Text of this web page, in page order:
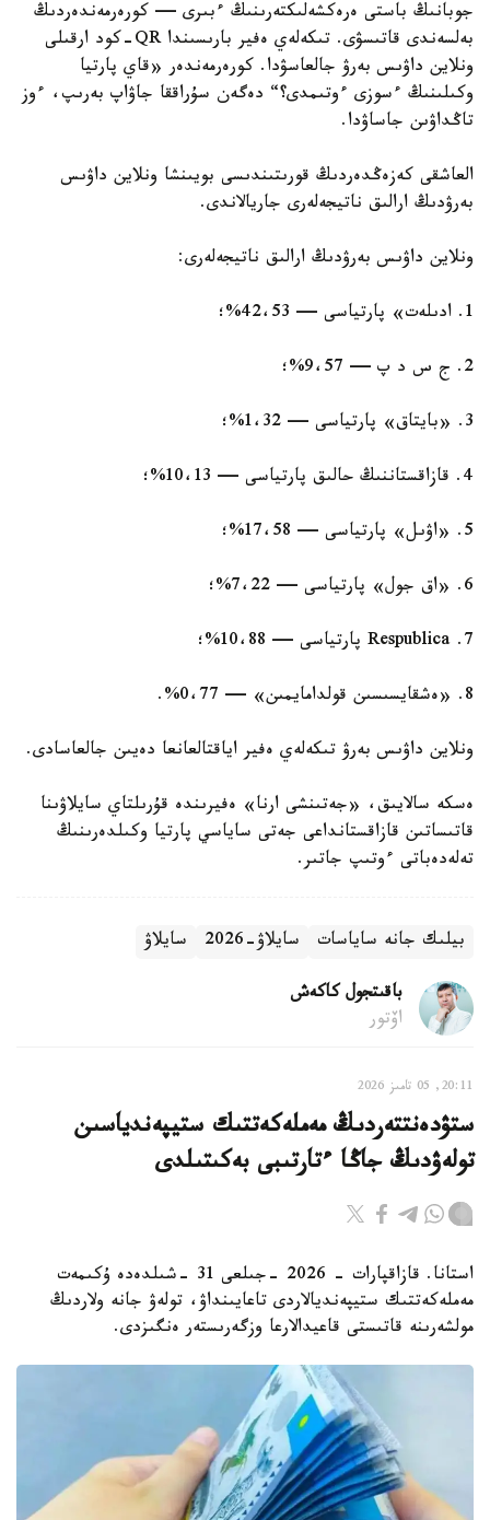
جوبانىڭ باستى ەرەكشەلىكتەرىنىڭ ءبىرى — كورەرمەندەردىڭ
بەلسەندى قاتىسۋى. تىكەلەي ەفير بارىسىندا QR-كود ارقىلى
ونلاين داۋىس بەرۋ جالعاسۋدا. كورەرمەندەر «قاي پارتيا
وكىلىنىڭ ءسوزى ءوتىمدى؟“ دەگەن سۇراققا جاۋاپ بەرىپ، ءوز
تاڭداۋىن جاساۋدا.
العاشقى كەزەڭدەردىڭ قورىتىندىسى بويىنشا ونلاين داۋىس
بەرۋدىڭ ارالىق ناتيجەلەرى جاريالاندى.
ونلاين داۋىس بەرۋدىڭ ارالىق ناتيجەلەرى:
1. ادىلەت» پارتياسى — 42،53%؛
2. ج س د پ — 9،57%؛
3. «بايتاق» پارتياسى — 1،32%؛
4. قازاقستاننىڭ حالىق پارتياسى — 10،13%؛
5. «اۋىل» پارتياسى — 17،58%؛
6. «اق جول» پارتياسى — 7،22%؛
7. Respublica پارتياسى — 10،88%؛
8. «ەشقايسىسىن قولدامايمىن» — 0،77%.
ونلاين داۋىس بەرۋ تىكەلەي ەفير اياقتالعانعا دەيىن جالعاسادى.
ەسكە سالايىق، «جەتىنشى ارنا» ەفيرىندە قۇرىلتاي سايلاۋىنا
قاتىساتىن قازاقستانداعى جەتى ساياسي پارتيا وكىلدەرىنىڭ
تەلەدەباتى ءوتىپ جاتىر.
بيلىك جانە ساياسات سايلاۋ-2026 سايلاۋ
باقىتجول كاكەش
اۆتور
20:11, 05 تامىز 2026
ستۋدەنتتەردىڭ مەملەكەتتىك ستيپەندياسىن
تولەۋدىڭ جاڭا ءتارتىبى بەكىتىلدى
استانا. قازاقپارات - 2026 -جىلعى 31 -شىلدەدە ۇكىمەت
مەملەكەتتىك ستيپەنديالاردى تاعايىنداۋ، تولەۋ جانە ولاردىڭ
مولشەرىنە قاتىستى قاعيدالارعا وزگەرىستەر ەنگىزدى.